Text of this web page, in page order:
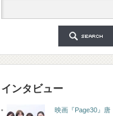
インタビュー
映画『Page30』唐